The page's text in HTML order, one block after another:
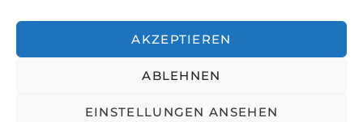
AKZEPTIEREN
ABLEHNEN
EINSTELLUNGEN ANSEHEN
Copyright 2026 Hotel Haid*** Familie Gaugg